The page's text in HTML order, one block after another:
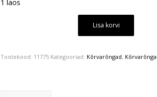
Lisa korvi
Tootekood: 11775 Kategooriad: Kõrvarõngad,